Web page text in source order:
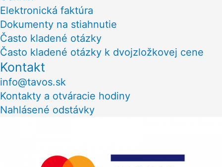
Elektronická faktúra
Dokumenty na stiahnutie
Často kladené otázky
Často kladené otázky k dvojzložkovej cene
Kontakt
info@tavos.sk
Kontakty a otváracie hodiny
Nahlásené odstávky